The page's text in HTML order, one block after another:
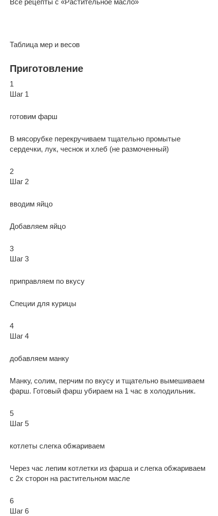
Таблица мер и весов
Приготовление
1
Шаг 1
готовим фарш
В мясорубке перекручиваем тщательно промытые
сердечки, лук, чеснок и хлеб (не размоченный)
2
Шаг 2
вводим яйцо
Добавляем яйцо
3
Шаг 3
приправляем по вкусу
Специи для курицы
4
Шаг 4
добавляем манку
Манку, солим, перчим по вкусу и тщательно вымешиваем
фарш. Готовый фарш убираем на 1 час в холодильник.
5
Шаг 5
котлеты слегка обжариваем
Через час лепим котлетки из фарша и слегка обжариваем
с 2х сторон на растительном масле
6
Шаг 6